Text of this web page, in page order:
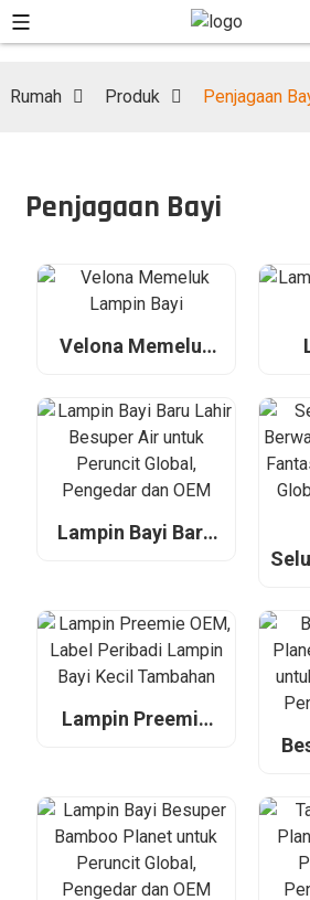
Rumah Produk Penjagaan
Penjagaan Bayi
Velona Memeluk
Lampin Bayi Baru
dan OEM
Lampin Preemie
Tambahan